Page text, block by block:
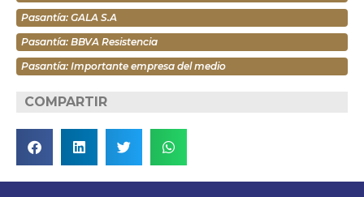
Pasantía: GALA S.A
Pasantía: BBVA Resistencia
Pasantía: Importante empresa del medio
COMPARTIR